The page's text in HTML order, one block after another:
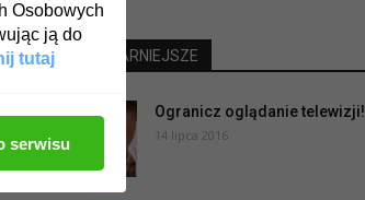
NAJPOPULARNIEJSZE
Ogranicz oglądanie telewizji!
14 lipca 2016
Osobowych
ją do
tutaj
serwisu